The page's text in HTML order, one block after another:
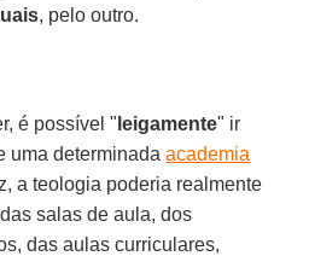
, pelo outro.
é possível " leigamente" ir
uma determinadaacademia
a teologia poderia realmente
das salas de aula, dos
das aulas curriculares,